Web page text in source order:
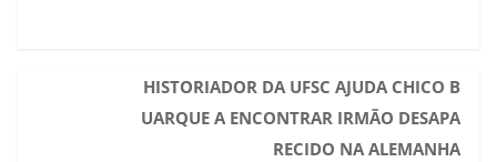
HISTORIADOR DA UFSC AJUDA CHICO B
UARQUE A ENCONTRAR IRMÃO DESAPA
RECIDO NA ALEMANHA